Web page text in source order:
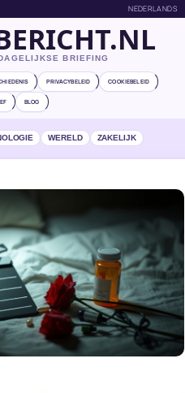
NEDERLANDS
BRIEFING
PRIVACYBELEID COOKIEBELEID
BLOG
WERELD ZAKELIJK